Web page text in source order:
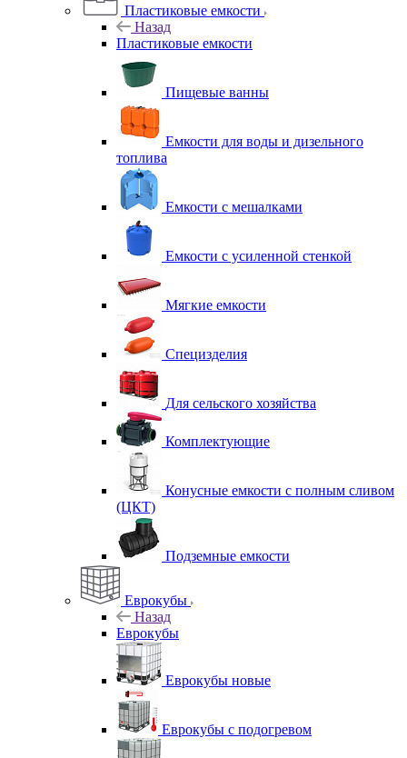
Пластиковые емкости
Назад
Пластиковые емкости
Пищевые ванны
Емкости для воды и дизельного
топлива
Емкости с мешалками
Емкости с усиленной стенкой
Мягкие емкости
Специзделия
Для сельского хозяйства
Комплектующие
Конусные емкости с полным сливом
(ЦКТ)
Подземные емкости
Еврокубы
Назад
Еврокубы
Еврокубы новые
Еврокубы с подогревом